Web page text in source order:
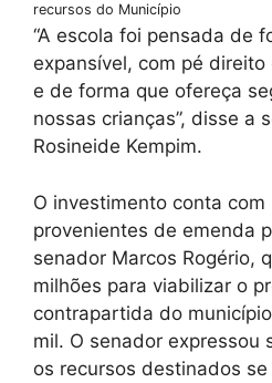
recursos do Município
“A escola foi pensada de
expansível, com pé
e de forma que ofereça
nossas crianças”, disse a
Rosineide Kempim.
O investimento conta com
provenientes de emenda
senador Marcos Rogério,
milhões para viabilizar o
contrapartida do
mil. O senador expressou
os recursos destinados